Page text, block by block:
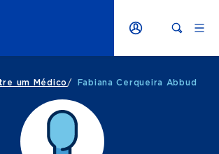
um Médico / Fabiana Cerqueira Abbud